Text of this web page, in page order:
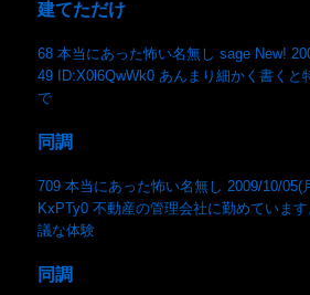
建てただけ
68 本当にあった怖い名無し sage New!
49 ID:X0l6QwWk0 あんまり細かく書くと
で
同調
709 本当にあった怖い名無し 2009/10/05(
KxPTy0 不動産の管理会社に勤めていま
議な体験
同調